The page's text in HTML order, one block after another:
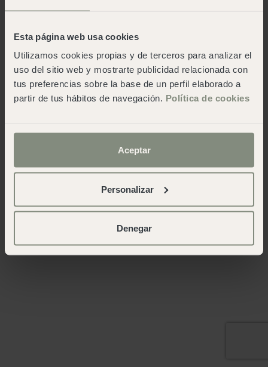
Esta página web usa cookies
Utilizamos cookies propias y de terceros para analizar el
uso del sitio web y mostrarte publicidad relacionada con
tus preferencias sobre la base de un perfil elaborado a
partir de tus hábitos de navegación. Política de cookies
Aceptar
Personalizar
Denegar